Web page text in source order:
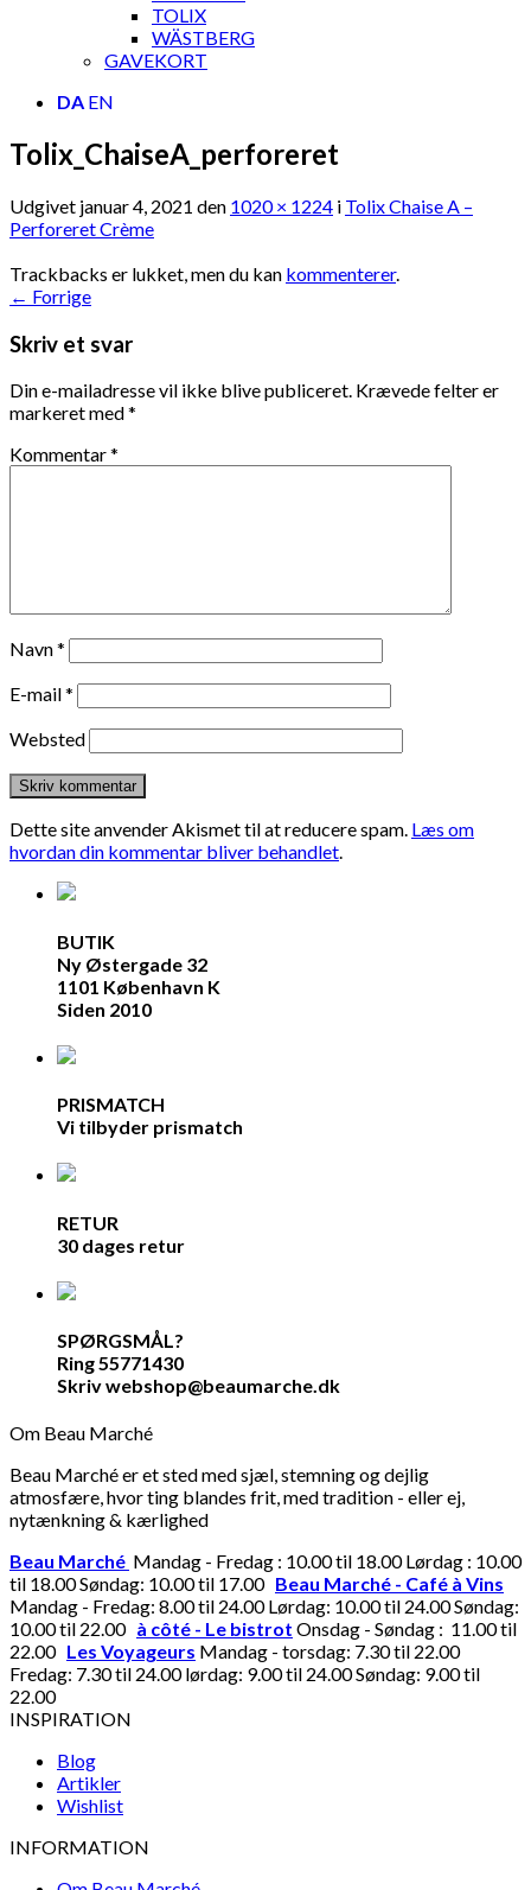
TOLIX
WÄSTBERG
GAVEKORT
DA EN
Tolix_ChaiseA_perforeret
Udgivet januar 4, 2021 den 1020 × 1224 i Tolix Chaise A –
Perforeret Crème
Trackbacks er lukket, men du kan kommenterer.
← Forrige
Skriv et svar
Din e-mailadresse vil ikke blive publiceret. Krævede felter er
markeret med*
Kommentar*
Navn*
E-mail*
Websted
Dette site anvender Akismet til at reducere spam. Læs om
hvordan din kommentar bliver behandlet.
BUTIK
Ny Østergade 32
1101 København K
Siden 2010
PRISMATCH
Vi tilbyder prismatch
RETUR
30 dages retur
SPØRGSMÅL?
Ring 55771430
Skriv webshop@beaumarche.dk
Om Beau Marché
Beau Marché er et sted med sjæl, stemning og dejlig
atmosfære, hvor ting blandes frit, med tradition - eller ej,
nytænkning & kærlighed
Beau Marché Mandag - Fredag : 10.00 til 18.00 Lørdag : 10.00
til 18.00 Søndag: 10.00 til 17.00 Beau Marché - Café à Vins
Mandag - Fredag: 8.00 til 24.00 Lørdag: 10.00 til 24.00 Søndag:
10.00 til 22.00 à côté - Le bistrot Onsdag - Søndag : 11.00 til
22.00 Les Voyageurs Mandag - torsdag: 7.30 til 22.00
Fredag: 7.30 til 24.00 lørdag: 9.00 til 24.00 Søndag: 9.00 til
22.00
INSPIRATION
Blog
Artikler
Wishlist
INFORMATION